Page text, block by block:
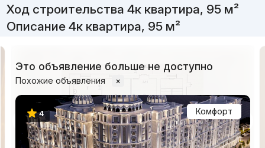
Ход строительства 4к квартира, 95 м²
Описание 4к квартира, 95 м²
Это объявление больше не доступно
Похожие объявления ×
Комфорт
4